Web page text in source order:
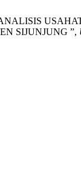
SIJUNJUNG ”,